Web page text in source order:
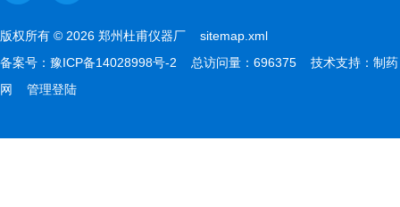
版权所有 © 2026 郑州杜甫仪器厂 sitemap.xml
备案号： 豫ICP备14028998号-2 总访问量：696375 技术支持： 制药
网
管理登陆